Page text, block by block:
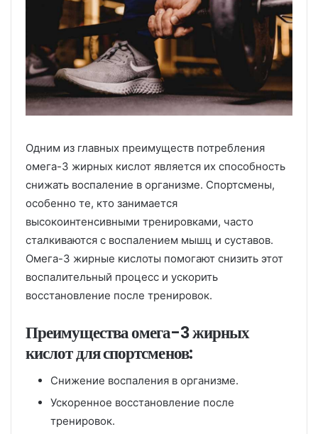
Одним из главных преимуществ потребления
омега-3 жирных кислот является их способность
снижать воспаление в организме. Спортсмены,
особенно те, кто занимается
высокоинтенсивными тренировками, часто
сталкиваются с воспалением мышц и суставов.
Омега-3 жирные кислоты помогают снизить этот
воспалительный процесс и ускорить
восстановление после тренировок.
Преимущества омега-3 жирных
кислот для спортсменов:
Снижение воспаления в организме.
Ускоренное восстановление после
тренировок.